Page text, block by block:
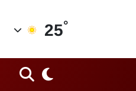
25°